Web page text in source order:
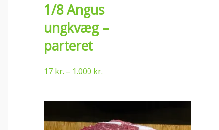
1/8 Angus
ungkvæg –
parteret
17 kr. – 1.000 kr.